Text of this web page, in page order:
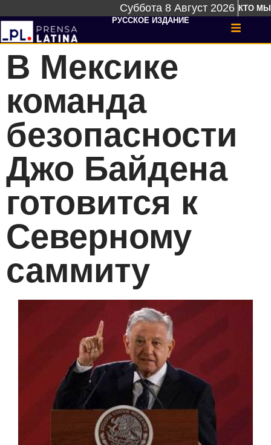
Суббота 8 Август 2026 КТО МЫ
РУССКОЕ ИЗДАНИЕ
В Мексике
команда
безопасности
Джо Байдена
готовится к
Северному
саммиту